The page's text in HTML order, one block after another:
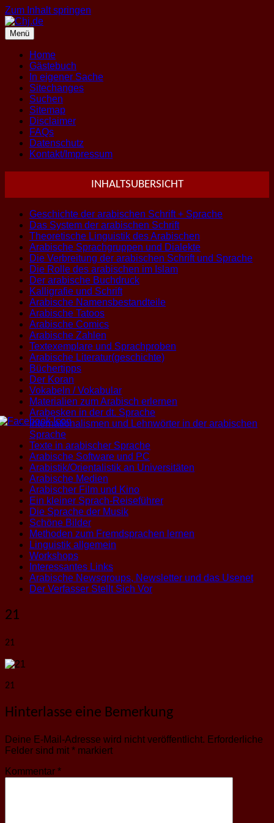
Zum Inhalt springen
Menü
Home
Gästebuch
In eigener Sache
Sitechanges
Suchen
Sitemap
Disclaimer
FAQs
Datenschutz
Kontakt/Impressum
INHALTSUBERSICHT
Geschichte der arabischen Schrift + Sprache
Das System der arabischen Schrift
Theoretische Linguistik des Arabischen
Arabische Sprachgruppen und Dialekte
Die Verbreitung der arabischen Schrift und Sprache
Die Rolle des arabischen im Islam
Der arabische Buchdruck
Kalligrafie und Schrift
Arabische Namensbestandteile
Arabische Tatoos
Arabische Comics
Arabische Zahlen
Textexemplare und Sprachproben
Arabische Literatur(geschichte)
Büchertipps
Der Koran
Vokabeln / Vokabular
Materialien zum Arabisch erlernen
Arabesken in der dt. Sprache
Internationalismen und Lehnwörter in der arabischen
Sprache
Texte in arabischer Sprache
Arabische Software und PC
Arabistik/Orientalistik an Universitäten
Arabische Medien
Arabischer Film und Kino
Ein kleiner Sprach-Reiseführer
Die Sprache der Musik
Schöne Bilder
Methoden zum Fremdsprachen lernen
Linguistik allgemein
Workshops
Interessantes Links
Arabische Newsgroups, Newsletter und das Usenet
Der Verfasser Stellt Sich Vor
21
21
21
Hinterlasse eine Bemerkung
Deine E-Mail-Adresse wird nicht veröffentlicht. Erforderliche
Felder sind mit * markiert
Kommentar *